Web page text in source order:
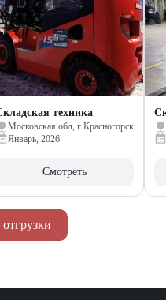
техника
Московская обл, г Красногорск
Январь, 2026
Смотреть